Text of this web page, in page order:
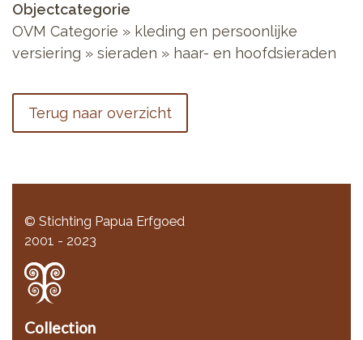
Objectcategorie
OVM Categorie » kleding en persoonlijke
versiering » sieraden » haar- en hoofdsieraden
Terug naar overzicht
© Stichting Papua Erfgoed
2001 - 2023
Collection